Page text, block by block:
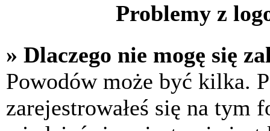
Problemy z
» Dlaczego nie mogę się
Powodów może być kilka.
zarejestrowałeś się na tym